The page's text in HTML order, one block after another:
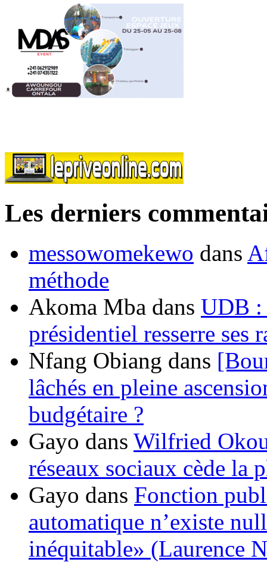
Les derniers
messowomekewo dans
méthode
Akoma Mba dans UDB :
présidentiel resserre ses
Nfang Obiang dans
lâchés en pleine
budgétaire ?
Gayo dans Wilfried
réseaux sociaux cède la
Gayo dans Fonction
automatique n’existe
inéquitable» (Laurence